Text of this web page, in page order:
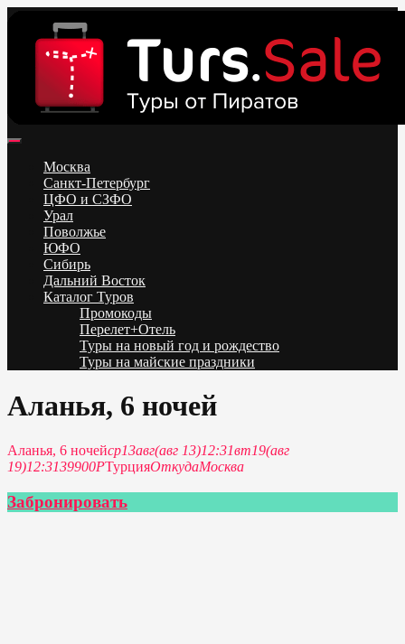
content
Низкие цены на путевки 3-7-10 ночей все включено, отдых на
море. Распродажа экскурсионных и горнолыжных туров.
Обновление каждый день. Официальный сайт Тур Сейл
Москва
Санкт-Петербург
ЦФО и СЗФО
Урал
Поволжье
ЮФО
Сибирь
Дальний Восток
Каталог Туров
Промокоды
Перелет+Отель
Туры на новый год и рождество
Туры на майские праздники
Аланья, 6 ночей
Аланья, 6 ночейср13авг(авг 13)12:31вт19(авг
19)12:3139900PТурцияОткудаМосква
Забронировать